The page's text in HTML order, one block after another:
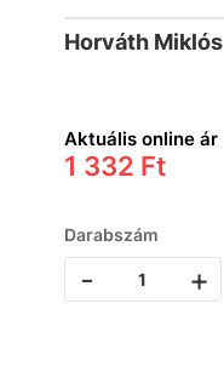
Horváth Miklós
Aktuális online ár
1 332 Ft
Darabszám
- +